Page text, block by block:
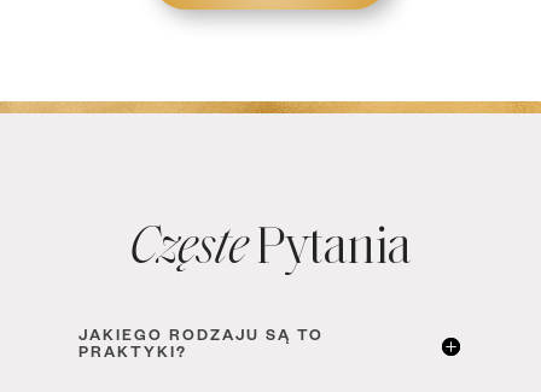
CzęstePytania
JAKIEGO RODZAJU SĄ TO
PRAKTYKI?